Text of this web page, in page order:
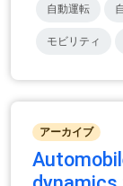
自動運転
モビリティ
アーカイブ